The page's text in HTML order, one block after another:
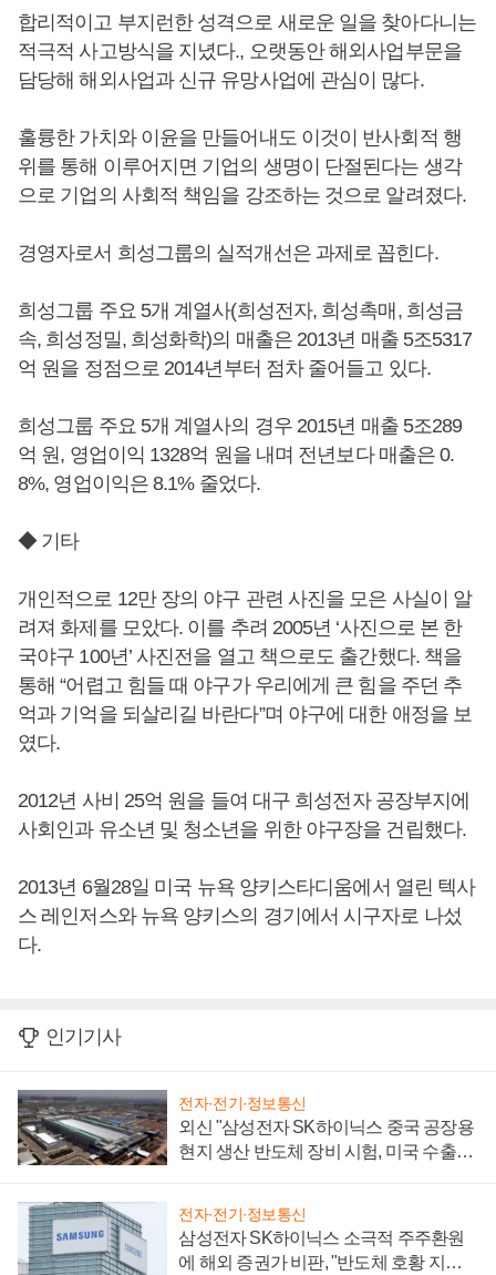
합리적이고 부지런한 성격으로 새로운 일을 찾아다니는
적극적 사고방식을 지녔다., 오랫동안 해외사업부문을
담당해 해외사업과 신규 유망사업에 관심이 많다.
훌륭한 가치와 이윤을 만들어내도 이것이 반사회적 행
위를 통해 이루어지면 기업의 생명이 단절된다는 생각
으로 기업의 사회적 책임을 강조하는 것으로 알려졌다.
경영자로서 희성그룹의 실적개선은 과제로 꼽힌다.
희성그룹 주요 5개 계열사(희성전자, 희성촉매, 희성금
속, 희성정밀, 희성화학)의 매출은 2013년 매출 5조5317
억 원을 정점으로 2014년부터 점차 줄어들고 있다.
희성그룹 주요 5개 계열사의 경우 2015년 매출 5조289
억 원, 영업이익 1328억 원을 내며 전년보다 매출은 0.
8%, 영업이익은 8.1% 줄었다.
◆ 기타
개인적으로 12만 장의 야구 관련 사진을 모은 사실이 알
려져 화제를 모았다. 이를 추려 2005년 ‘사진으로 본 한
국야구 100년’ 사진전을 열고 책으로도 출간했다. 책을
통해 “어렵고 힘들 때 야구가 우리에게 큰 힘을 주던 추
억과 기억을 되살리길 바란다”며 야구에 대한 애정을 보
였다.
2012년 사비 25억 원을 들여 대구 희성전자 공장부지에
사회인과 유소년 및 청소년을 위한 야구장을 건립했다.
2013년 6월28일 미국 뉴욕 양키스타디움에서 열린 텍사
스 레인저스와 뉴욕 양키스의 경기에서 시구자로 나섰
다.
인기기사
전자·전기·정보통신
외신 "삼성전자 SK하이닉스 중국 공장용
현지 생산 반도체 장비 시험, 미국 수출통
전자·전기·정보통신
삼성전자 SK하이닉스 소극적 주주환원
에 해외 증권가 비판, "반도체 호황 지속